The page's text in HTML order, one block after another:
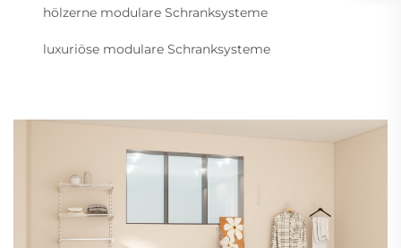
hölzerne modulare Schranksysteme
luxuriöse modulare Schranksysteme